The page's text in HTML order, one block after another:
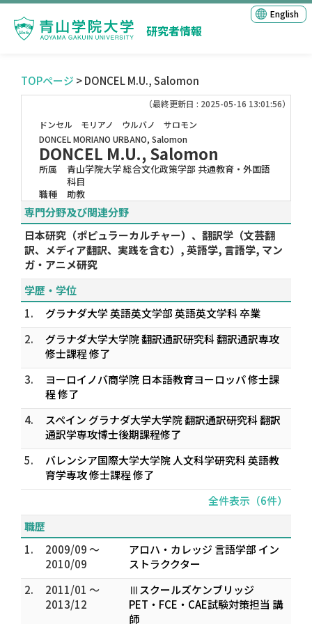
研究者情報
English
TOPページ > DONCEL M.U., Salomon
（最終更新日 : 2025-05-16 13:01:56）
ドンセル モリアノ ウルバノ サロモン
DONCEL MORIANO URBANO, Salomon
DONCEL M.U., Salomon
所属
青山学院大学 総合文化政策学部 共通教育・外国語
科目
職種
助教
専門分野及び関連分野
日本研究（ポピュラーカルチャー）、翻訳学（文芸翻
訳、メディア翻訳、実践を含む）, 英語学, 言語学, マン
ガ・アニメ研究
学歴・学位
1.
グラナダ大学 英語英文学部 英語英文学科 卒業
2.
グラナダ大学大学院 翻訳通訳研究科 翻訳通訳専攻
修士課程 修了
3.
ヨーロイノバ商学院 日本語教育ヨーロッパ 修士課
程 修了
4.
スペイン グラナダ大学大学院 翻訳通訳研究科 翻訳
通訳学専攻博士後期課程修了
5.
バレンシア国際大学大学院 人文科学研究科 英語教
育学専攻 修士課程 修了
全件表示（6件）
職歴
1.
2009/09 ～
2010/09
アロハ・カレッジ 言語学部 イン
ストラククター
2.
2011/01 ～
2013/12
Ⅲスクールズケンブリッジ
PET・FCE・CAE試験対策担当 講
師